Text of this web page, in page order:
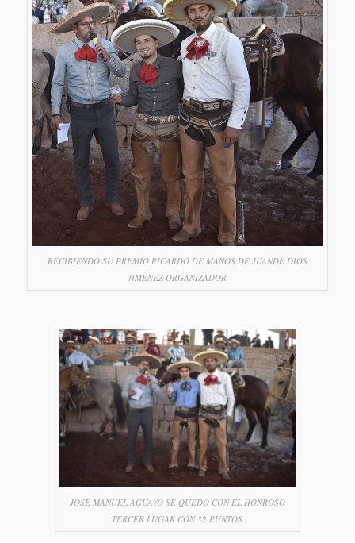
RECIBIENDO SU PREMIO RICARDO DE MANOS DE JUANDE DIOS
JIMENEZ ORGANIZADOR
JOSE MANUEL AGUAYO SE QUEDO CON EL HONROSO
TERCER LUGAR CON 32 PUNTOS